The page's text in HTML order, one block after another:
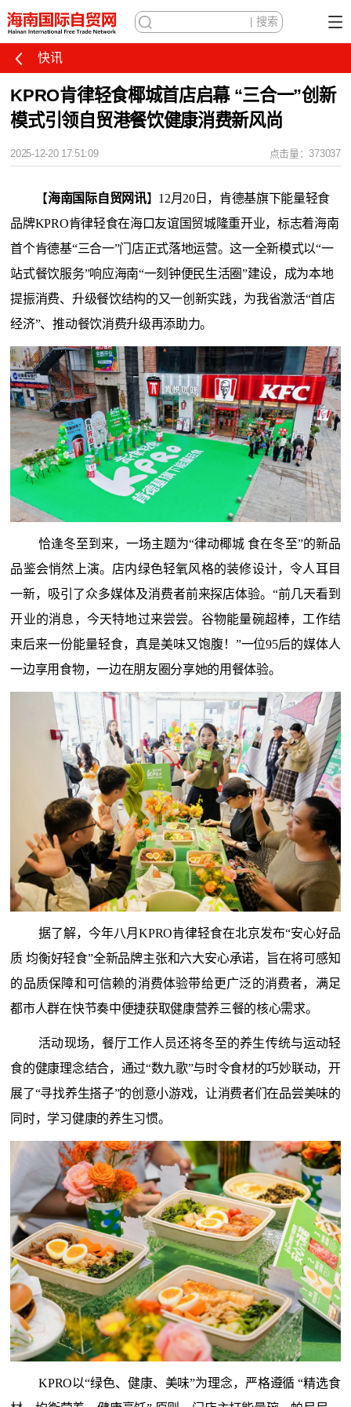
快讯
KPRO肯律轻食椰城首店启幕 “三合一”创新
模式引领自贸港餐饮健康消费新风尚
2025-12-20 17:51:09 点击量：373037
【海南国际自贸网讯】12月20日，肯德基旗下能量轻食
品牌KPRO肯律轻食在海口友谊国贸城隆重开业，标志着海南
首个肯德基“三合一”门店正式落地运营。这一全新模式以“一
站式餐饮服务”响应海南“一刻钟便民生活圈”建设，成为本地
提振消费、升级餐饮结构的又一创新实践，为我省激活“首店
经济”、推动餐饮消费升级再添助力。
恰逢冬至到来，一场主题为“律动椰城 食在冬至”的新品
品鉴会悄然上演。店内绿色轻氧风格的装修设计，令人耳目
一新，吸引了众多媒体及消费者前来探店体验。“前几天看到
开业的消息，今天特地过来尝尝。谷物能量碗超棒，工作结
束后来一份能量轻食，真是美味又饱腹！”一位95后的媒体人
一边享用食物，一边在朋友圈分享她的用餐体验。
据了解，今年八月KPRO肯律轻食在北京发布“安心好品
质 均衡好轻食”全新品牌主张和六大安心承诺，旨在将可感知
的品质保障和可信赖的消费体验带给更广泛的消费者，满足
都市人群在快节奏中便捷获取健康营养三餐的核心需求。
活动现场，餐厅工作人员还将冬至的养生传统与运动轻
食的健康理念结合，通过“数九歌”与时令食材的巧妙联动，开
展了“寻找养生搭子”的创意小游戏，让消费者们在品尝美味的
同时，学习健康的养生习惯。
KPRO以“绿色、健康、美味”为理念，严格遵循 “精选食